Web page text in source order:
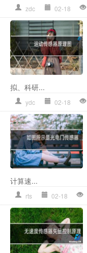
zdc 02-18
拟、科研...
ydc 02-18
计算速...
rts 02-18